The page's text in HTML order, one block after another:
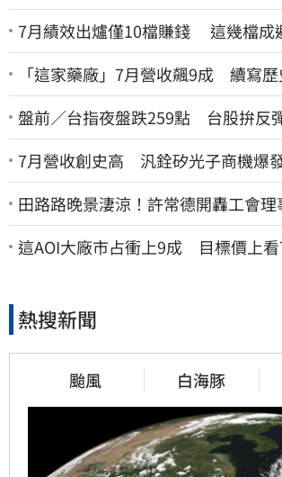
7月績效出爐僅10檔賺錢 這幾檔成
「這家藥廠」7月營收飆9成 續寫
盤前／台指夜盤跌259點 台股拚反
7月營收創史高 汎銓矽光子商機爆
田路路晚景淒涼！許常德開轟工會
了：別只包紅包慰問
這AOI大廠市占衝上9成 目標價上
熱搜新聞
颱風 白海豚